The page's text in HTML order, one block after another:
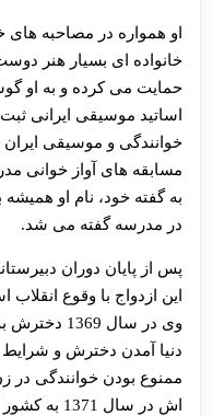
او همواره در مصاحبه
خانواده ای بسیار هنر
حمایت می کرده و به او
اساتید موسیقی ایرانی ثبت
خوانندگی و موسیقی ایران
مسابقه های آواز خوانی
به گفته خود، نام او
در مدرسه گفته می شد.
پس از پایان دوران
این ازدواج با وقوع
وی در سال
دنیا آمدن دخترش و شرایط
ممنوع بودن خوانندگی در
اش در سال